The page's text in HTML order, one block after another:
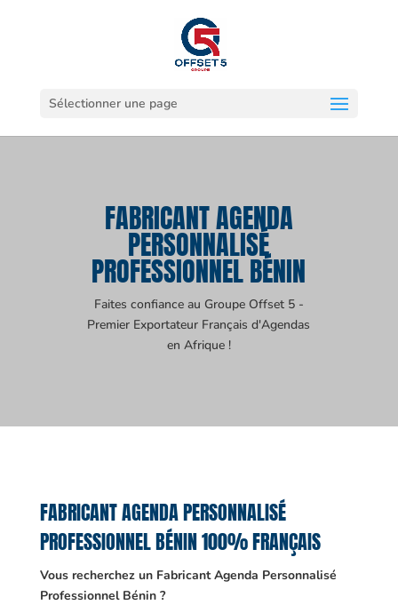
Sélectionner une page
FABRICANT AGENDA
PERSONNALISÉ
PROFESSIONNEL BÉNIN
Faites confiance au Groupe Offset 5 -
Premier Exportateur Français d'Agendas
en Afrique !
FABRICANT AGENDA PERSONNALISÉ
PROFESSIONNEL BÉNIN 100% FRANÇAIS
Vous recherchez un Fabricant Agenda Personnalisé
Professionnel Bénin ?